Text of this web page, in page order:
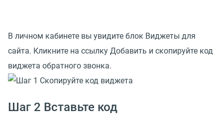
В личном кабинете вы увидите блок Виджеты для
сайта. Кликните на ссылку Добавить и скопируйте код
виджета обратного звонка.
Шаг 2 Вставьте код